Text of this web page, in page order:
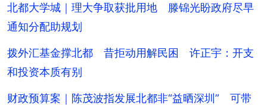
北都大学城｜理大争取获批用地 滕锦光盼政府尽早
通知分配助规划
拨外汇基金撑北都 昔拒动用解民困 许正宇：开支
和投资本质有别
财政预算案｜陈茂波指发展北都非“益晒深圳” 可带